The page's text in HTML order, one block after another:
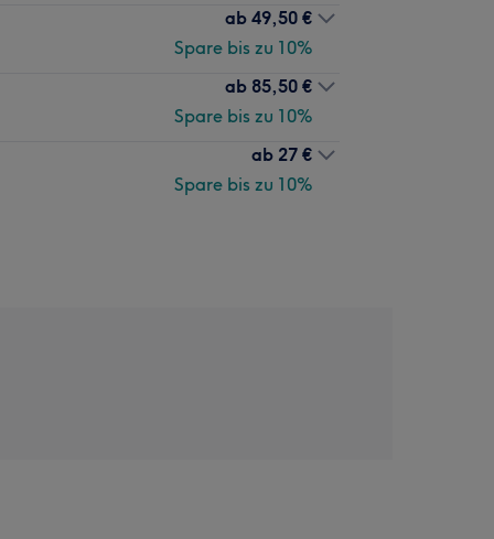
ab 49,50 €
Spare bis zu 10%
ab 85,50 €
Spare bis zu 10%
ab 27 €
Spare bis zu 10%